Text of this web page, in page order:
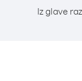
Iz glave